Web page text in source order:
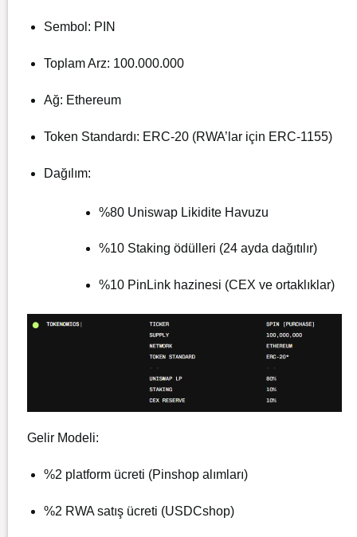
Sembol: PIN
Toplam Arz: 100.000.000
Ağ: Ethereum
Token Standardı: ERC-20 (RWA’lar için ERC-1155)
Dağılım:
%80 Uniswap Likidite Havuzu
%10 Staking ödülleri (24 ayda dağıtılır)
%10 PinLink hazinesi (CEX ve ortaklıklar)
Gelir Modeli:
%2 platform ücreti (Pinshop alımları)
%2 RWA satış ücreti (USDCshop)